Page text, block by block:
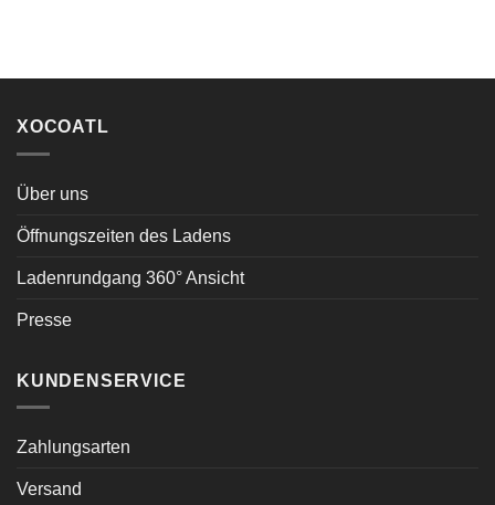
XOCOATL
Über uns
Öffnungszeiten des Ladens
Ladenrundgang 360° Ansicht
Presse
KUNDENSERVICE
Zahlungsarten
Versand